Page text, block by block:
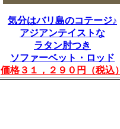
気分はバリ島のコテージ♪
アジアンテイストな
ラタン肘つき
ソファーベット・ロッド
価格３１，２９０円（税込）